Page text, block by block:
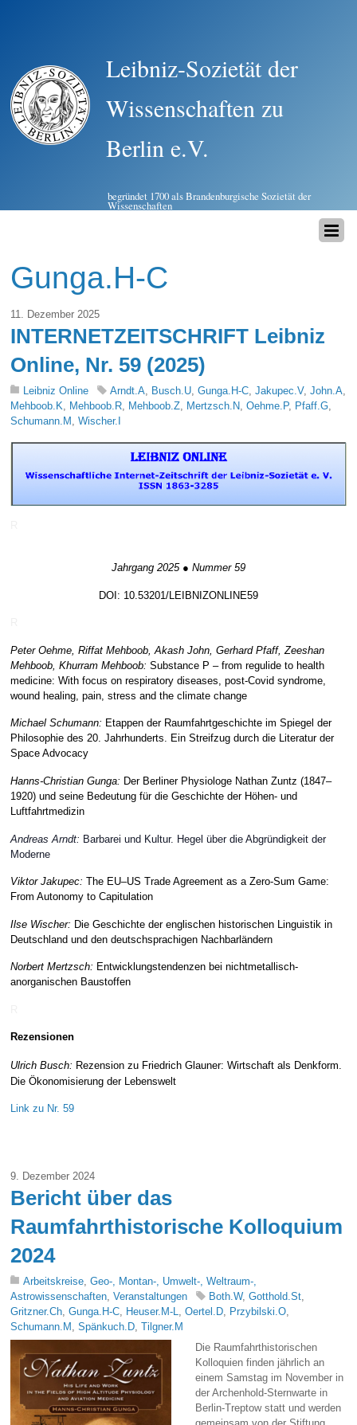
Leibniz-Sozietät der
Wissenschaften zu
Berlin e.V.
begründet 1700 als Brandenburgische Sozietät der
Wissenschaften
Gunga.H-C
11. Dezember 2025
INTERNETZEITSCHRIFT Leibniz
Online, Nr. 59 (2025)
Leibniz Online Arndt.A, Busch.U,Gunga.H-C,Jakupec.V,John.A,
Mehboob.K, Mehboob.R, Mehboob.Z, Mertzsch.N,Oehme.P, Pfaff.G,
Schumann.M ,Wischer.I
Jahrgang 2025 ● Nummer 59
DOI: 10.53201/LEIBNIZONLINE59
Peter Oehme, Riffat Mehboob, Akash John, Gerhard Pfaff, Zeeshan
Mehboob, Khurram Mehboob:Substance P – from regulide to health
medicine: With focus on respiratory diseases, post-Covid syndrome,
wound healing, pain, stress and the climate change
Michael Schumann: Etappen der Raumfahrtgeschichte im Spiegel der
Philosophie des 20. Jahrhunderts. Ein Streifzug durch die Literatur der
Space Advocacy
Hanns-Christian Gunga: Der Berliner Physiologe Nathan Zuntz (1847–
1920) und seine Bedeutung für die Geschichte der Höhen- und
Luftfahrtmedizin
Andreas Arndt: Barbarei und Kultur. Hegel über die Abgründigkeit der
Moderne
Viktor Jakupec:The EU–US Trade Agreement as a Zero-Sum Game:
From Autonomy to Capitulation
Ilse Wischer: Die Geschichte der englischen historischen Linguistik in
Deutschland und den deutschsprachigen Nachbarländern
Norbert Mertzsch: Entwicklungstendenzen bei nichtmetallisch-
anorganischen Baustoffen
Rezensionen
Ulrich Busch: Rezension zu Friedrich Glauner:Wirtschaft als Denkform.
Die Ökonomisierung der Lebenswelt
Link zu Nr. 59
9. Dezember 2024
Bericht über das
Raumfahrthistorische Kolloquium
2024
Arbeitskreise ,Geo-, Montan-, Umwelt-, Weltraum-,
Astrowissenschaften ,Veranstaltungen Both.W,Gotthold.St
Gritzner.Ch ,Gunga.H-C Heuser.M-L ,Oertel.D Przybilski.O
Schumann.M
,Spänkuch.D ,Tilgner.M
Die Raumfahrthistorischen
Kolloquien finden jährlich an
einem Samstag im November in
der Archenhold-Sternwarte in
Berlin-Treptow statt und werden